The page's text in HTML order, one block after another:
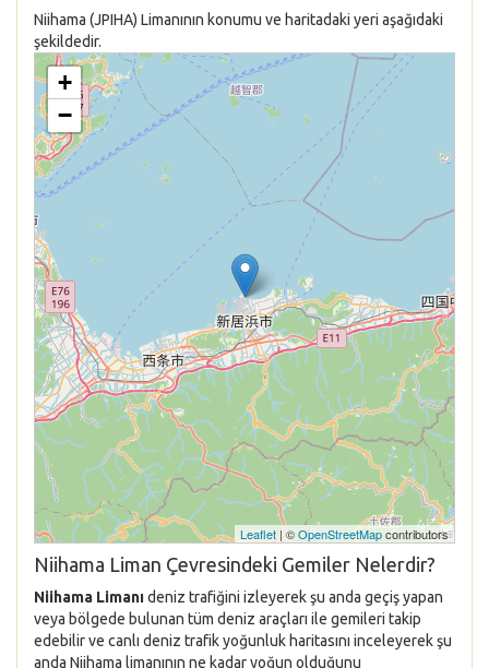
Niihama (JPIHA) Limanının konumu ve haritadaki yeri aşağıdaki
şekildedir.
+
−
Leaflet | ©OpenStreetMapcontributors
Niihama Liman Çevresindeki Gemiler Nelerdir?
Niihama Limanıdeniz trafiğini izleyerek şu anda geçiş yapan
veya bölgede bulunan tüm deniz araçları ile gemileri takip
edebilir ve canlı deniz trafik yoğunluk haritasını inceleyerek şu
anda Niihama limanının ne kadar yoğun olduğunu